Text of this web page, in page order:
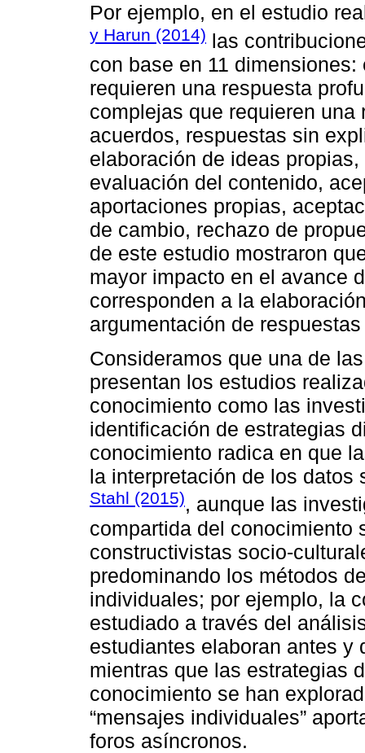
Por ejemplo, en el estudio
y Harun (2014) las
con base en 11
requieren una respuesta
complejas que requieren
acuerdos, respuestas sin
elaboración de ideas
evaluación del contenido,
aportaciones propias,
de cambio, rechazo de
de este estudio mostraron
mayor impacto en el avance
corresponden a la
argumentación de
Consideramos que una de
presentan los estudios
conocimiento como las
identificación de estrategias
conocimiento radica en que
la interpretación de los datos
Stahl (2015), aunque las
compartida del conocimiento
constructivistas socio-
predominando los métodos
individuales; por ejemplo, la
estudiado a través del
estudiantes elaboran antes y
mientras que las estrategias
conocimiento se han
“mensajes individuales”
foros asíncronos.